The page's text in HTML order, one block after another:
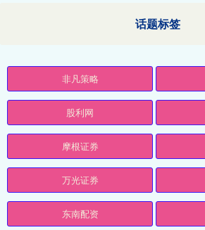
话题标签
非凡策略
股利网
摩根证券
万光证券
东南配资